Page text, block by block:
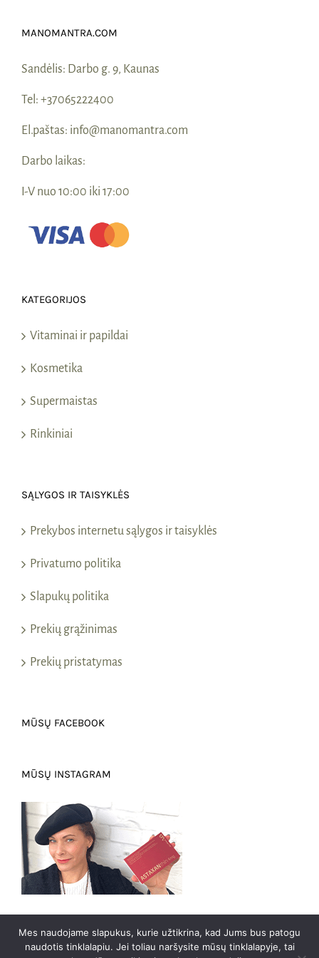
MANOMANTRA.COM
Sandėlis: Darbo g. 9, Kaunas
Tel: +37065222400
El.paštas: info@manomantra.com
Darbo laikas:
I-V nuo 10:00 iki 17:00
KATEGORIJOS
Vitaminai ir papildai
Kosmetika
Supermaistas
Rinkiniai
SĄLYGOS IR TAISYKLĖS
Prekybos internetu sąlygos ir taisyklės
Privatumo politika
Slapukų politika
Prekių grąžinimas
Prekių pristatymas
MŪSŲ FACEBOOK
MŪSŲ INSTAGRAM
0
Mes naudojame slapukus, kurie užtikrina, kad Jums bus patogu
naudotis tinklalapiu. Jei toliau naršysite mūsų tinklalapyje, tai